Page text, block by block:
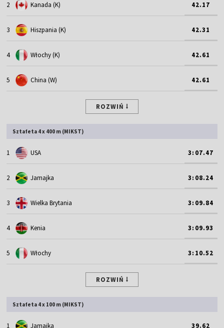
2 Kanada (K) 42.17
3 Hiszpania (K) 42.31
4 Włochy (K) 42.61
5 China (W) 42.61
ROZWIŃ
Sztafeta 4 x 400 m (MIKST)
1 USA 3:07.47
2 Jamajka 3:08.24
3 Wielka Brytania 3:09.84
4 Kenia 3:09.93
5 Włochy 3:10.52
ROZWIŃ
Sztafeta 4 x 100 m (MIKST)
1 Jamajka 39.62